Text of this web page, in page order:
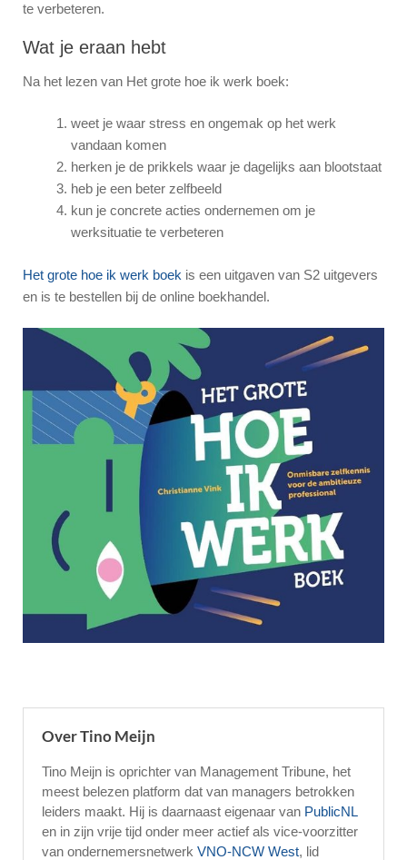
te verbeteren.
Wat je eraan hebt
Na het lezen van Het grote hoe ik werk boek:
weet je waar stress en ongemak op het werk
vandaan komen
herken je de prikkels waar je dagelijks aan blootstaat
heb je een beter zelfbeeld
kun je concrete acties ondernemen om je
werksituatie te verbeteren
Het grote hoe ik werk boek is een uitgaven van S2 uitgevers
en is te bestellen bij de online boekhandel.
Over Tino Meijn
Tino Meijn is oprichter van Management Tribune, het
meest belezen platform dat van managers betrokken
leiders maakt. Hij is daarnaast eigenaar van PublicNL
en in zijn vrije tijd onder meer actief als vice-voorzitter
van ondernemersnetwerk VNO-NCW West, lid